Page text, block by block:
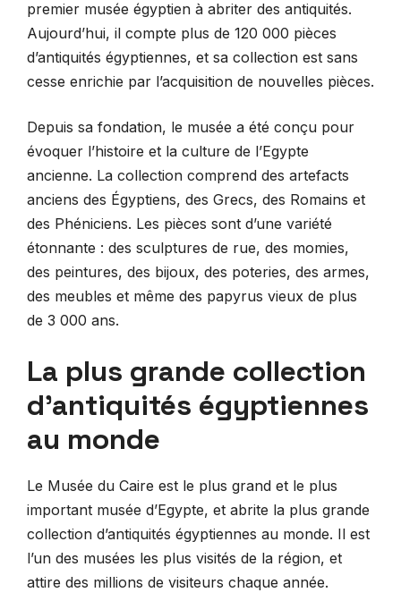
premier musée égyptien à abriter des antiquités.
Aujourd’hui, il compte plus de 120 000 pièces
d’antiquités égyptiennes, et sa collection est sans
cesse enrichie par l’acquisition de nouvelles pièces.
Depuis sa fondation, le musée a été conçu pour
évoquer l’histoire et la culture de l’Egypte
ancienne. La collection comprend des artefacts
anciens des Égyptiens, des Grecs, des Romains et
des Phéniciens. Les pièces sont d’une variété
étonnante : des sculptures de rue, des momies,
des peintures, des bijoux, des poteries, des armes,
des meubles et même des papyrus vieux de plus
de 3 000 ans.
La plus grande collection
d’antiquités égyptiennes
au monde
Le Musée du Caire est le plus grand et le plus
important musée d’Egypte, et abrite la plus grande
collection d’antiquités égyptiennes au monde. Il est
l’un des musées les plus visités de la région, et
attire des millions de visiteurs chaque année.